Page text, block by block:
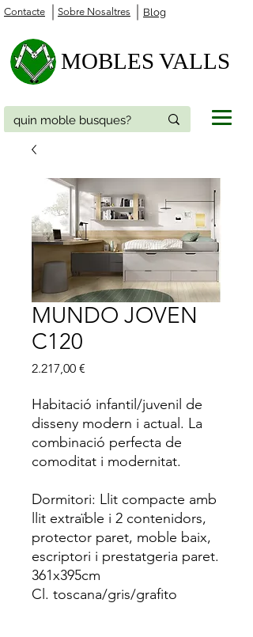
Contacte Blog
Sobre Nosaltres
MOBLES VALLS
MUNDO JOVEN
C120
2.217,00 €
Habitació infantil/juvenil de
disseny modern i actual. La
combinació perfecta de
comoditat i modernitat.
Dormitori: Llit compacte amb
llit extraïble i 2 contenidors,
protector paret, moble baix,
escriptori i prestatgeria paret.
361x395cm
Cl. toscana/gris/grafito